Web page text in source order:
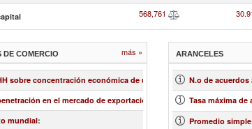
568,761
DE COMERCIO más »
sobre concentración económica de un mercado ...
en el mercado de exportación ...
mundial: ...
ARANCELES
N.o de acuerdos
Tasa máxima de
Promedio